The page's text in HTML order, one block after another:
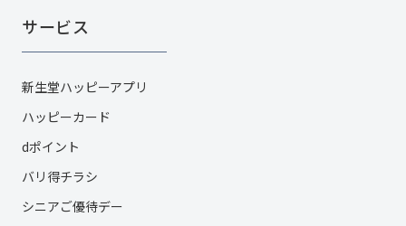
サービス
新生堂ハッピーアプリ
ハッピーカード​
dポイント
バリ得チラシ
シニアご優待デー